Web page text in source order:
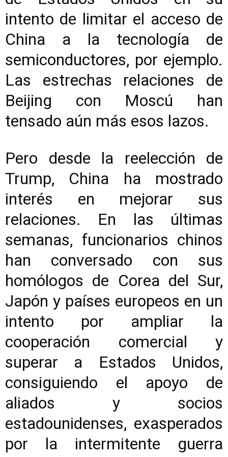
intento de limitar el acceso de
China a la tecnología de
semiconductores, por ejemplo.
Las estrechas relaciones de
Beijing con Moscú han
tensado aún más esos lazos.
Pero desde la reelección de
Trump, China ha mostrado
interés en mejorar sus
relaciones. En las últimas
semanas, funcionarios chinos
han conversado con sus
homólogos de Corea del Sur,
Japón y países europeos en un
intento por ampliar la
cooperación comercial y
superar a Estados Unidos,
consiguiendo el apoyo de
aliados y socios
estadounidenses, exasperados
por la intermitente guerra